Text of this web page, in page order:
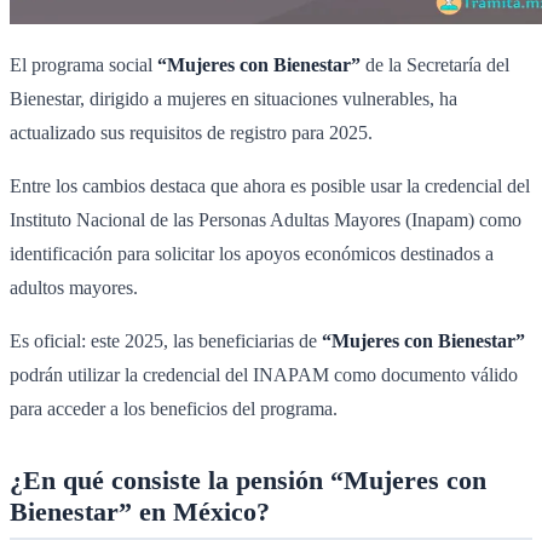
El programa social “Mujeres con Bienestar” de la Secretaría del
Bienestar, dirigido a mujeres en situaciones vulnerables, ha
actualizado sus requisitos de registro para 2025.
Entre los cambios destaca que ahora es posible usar la credencial del
Instituto Nacional de las Personas Adultas Mayores (Inapam) como
identificación para solicitar los apoyos económicos destinados a
adultos mayores.
Es oficial: este 2025, las beneficiarias de “Mujeres con Bienestar”
podrán utilizar la credencial del INAPAM como documento válido
para acceder a los beneficios del programa.
¿En qué consiste la pensión “Mujeres con
Bienestar” en México?